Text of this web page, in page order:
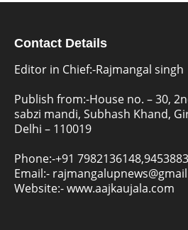
Contact Details
Editor in Chief:-Rajmangal singh
Publish from:-House no. – 30,
sabzi mandi, Subhash Khand,
Delhi – 110019
Phone:-+91
Email:-
Website:-www.aajkaujala.com